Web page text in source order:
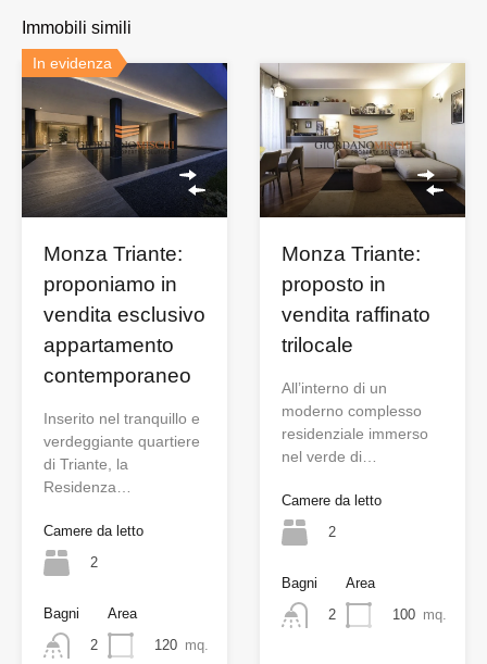
Immobili simili
In evidenza
Monza Triante:
proponiamo in
vendita esclusivo
appartamento
contemporaneo
Inserito nel tranquillo e
verdeggiante quartiere
di Triante, la
Residenza…
Camere da letto
2
Bagni
2
Area
120 mq.
Monza Triante:
proposto in
vendita raffinato
trilocale
All’interno di un
moderno complesso
residenziale immerso
nel verde di…
Camere da letto
2
Bagni
2
Area
100 mq.